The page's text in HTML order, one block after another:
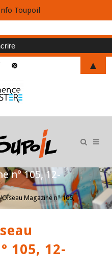
n° 105, 12-
Magazine n° 105,
105, 12-
Toupoil
▲